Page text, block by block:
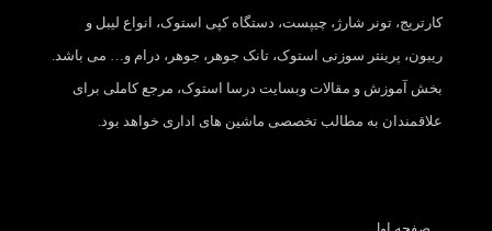
کارتریج، تونر شارژ، چیپست، دستگاه کپی استوک، انواع لیبل و
ریبون، پرینتر سوزنی استوک، تانک جوهر، جوهر، درام و… می باشد.
بخش آموزش و مقالات وبسایت درسا استوک، مرجع کاملی برای
علاقمندان به مطالب تخصصی ماشین های اداری خواهد بود.